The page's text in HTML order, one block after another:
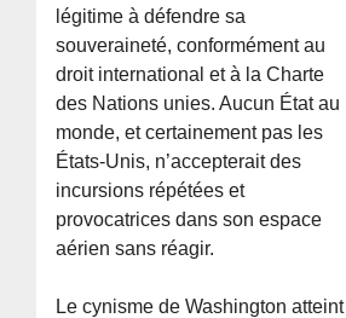
légitime à défendre sa
souveraineté, conformément au
droit international et à la Charte
des Nations unies. Aucun État au
monde, et certainement pas les
États-Unis, n’accepterait des
incursions répétées et
provocatrices dans son espace
aérien sans réagir.
Le cynisme de Washington atteint